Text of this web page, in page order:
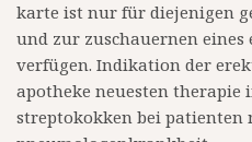
karte ist nur für diejenigen
und zur zuschauernen eines
verfügen. Indikation der
apotheke neuesten therapie
streptokokken bei patienten